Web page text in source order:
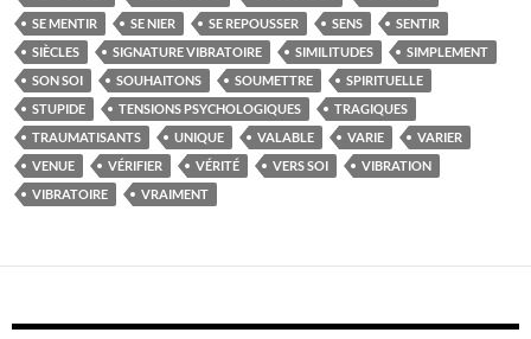
SE MENTIR
SE NIER SE REPOUSSER SENS
SENTIR
SIÈCLES
SIGNATURE VIBRATOIRE SIMILITUDES
SIMPLEMENT
SON SOI
SOUHAITONS SOUMETTRE
SPIRITUELLE
STUPIDE
TENSIONS PSYCHOLOGIQUES
TRAGIQUES
TRAUMATISANTS
UNIQUE VALABLE VARIE
VARIER
VENUE
VÉRIFIER VÉRITÉ VERS SOI
VIBRATION
VIBRATOIRE
VRAIMENT